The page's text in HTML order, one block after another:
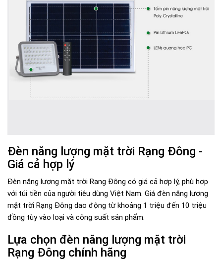
Đèn năng lượng mặt trời Rạng Đông -
Giá cả hợp lý
Đèn năng lượng mặt trời Rạng Đông có giá cả hợp lý, phù hợp
với túi tiền của người tiêu dùng Việt Nam. Giá đèn năng lượng
mặt trời Rạng Đông dao động từ khoảng 1 triệu đến 10 triệu
đồng tùy vào loại và công suất sản phẩm.
Lựa chọn đèn năng lượng mặt trời
Rạng Đông chính hãng